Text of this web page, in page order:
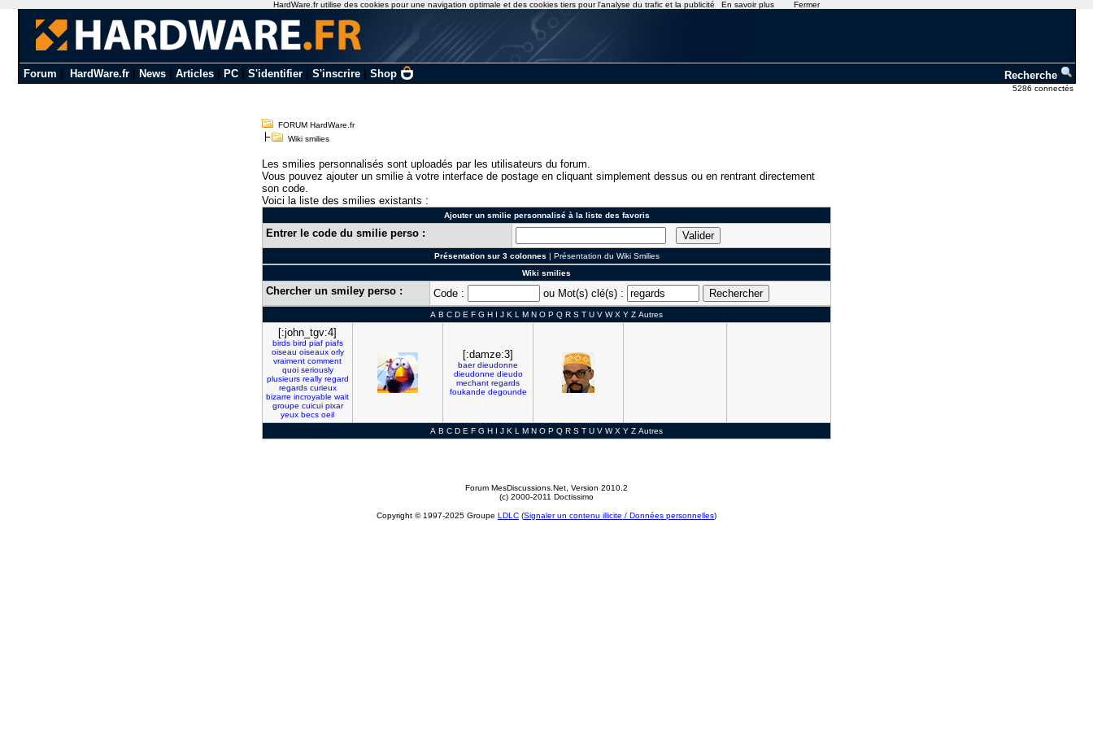
Forum HardWare.fr| News| Articles| PC| S'identifier| S'inscrire| Shop Recherche
5286 connectés
FORUM HardWare.fr
Wiki smilies
Les smilies personnalisés sont uploadés par les utilisateurs du forum.
Vous pouvez ajouter un smilie à votre interface de postage en cliquant simplement dessus ou en rentrant directement
son code.
Voici la liste des smilies existants :
Ajouter un smilie personnalisé à la liste des favoris
Entrer le code du smilie perso :
Présentation sur 3 colonnes | Présentation du Wiki Smilies
Wiki smilies
Chercher un smiley perso : Code : ou Mot(s) clé(s) :
A B C D E F G H I J K L M N O P Q R S T U V W X Y Z Autres
[:john_tgv:4]
birds bird piaf piafs
oiseau oiseaux orly
vraiment comment
quoi seriously
plusieurs really regard
regards curieux
bizarre incroyable wait
groupe cuicui pixar
yeux becs oeil
[:damze:3]
baer dieudonne
dieudonne dieudo
mechant regards
foukande degounde
A B C D E F G H I J K L M N O P Q R S T U V W X Y Z Autres
Forum MesDiscussions.Net , Version 2010.2
(c) 2000-2011 Doctissimo
Copyright © 1997-2025 Groupe LDLC (Signaler un contenu illicite / Données personnelles)
HardWare.fr utilise des cookies pour une navigation optimale et des cookies tiers pour l'analyse du trafic et la publicité En savoir plus Fermer